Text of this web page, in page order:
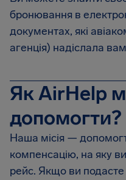
бронювання в
документах, які
агенція) надіслала
Як AirHelp
допомогти?
Наша місія —
компенсацію, на яку
рейс. Якщо ви